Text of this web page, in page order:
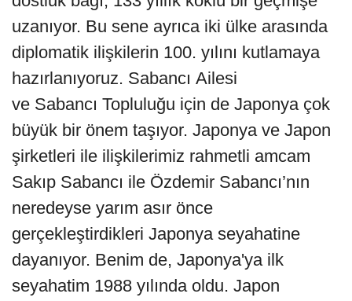
uzanıyor. Bu sene ayrıca iki ülke arasında
diplomatik ilişkilerin 100. yılını kutlamaya
hazırlanıyoruz. Sabancı Ailesi
ve Sabancı Topluluğu için de Japonya çok
büyük bir önem taşıyor. Japonya ve Japon
şirketleri ile ilişkilerimiz rahmetli amcam
Sakıp Sabancı ile Özdemir Sabancı’nın
neredeyse yarım asır önce
gerçekleştirdikleri Japonya seyahatine
dayanıyor. Benim de, Japonya'ya ilk
seyahatim 1988 yılında oldu. Japon